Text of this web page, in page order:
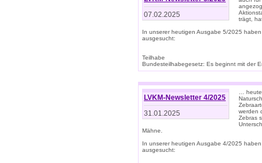
07.02.2025
trägt,
In unserer heutigen Ausgabe 5/2025
ausgesucht:
Teilhabe
Bundesteilhabegesetz: Es beginnt mit der
LVKM-Newsletter 4/2025
31.01.2025
…
werden
Zebras
Mähne.
In unserer heutigen Ausgabe 4/2025
ausgesucht: